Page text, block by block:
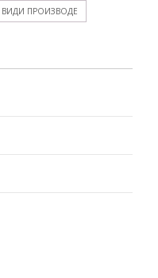
ВИДИ ПРОИЗВОДЕ